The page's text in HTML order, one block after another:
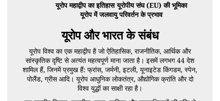
यूरोप महाद्वीप का इतिहास यूरोपीय संघ (EU) की भूमिका
यूरोप में जलवायु परिवर्तन के प्रभाव
यूरोप और भारत के संबंध
यूरोप विश्व का एक महाद्वीप है जो ऐतिहासिक, राजनीतिक, आर्थिक और
सांस्कृतिक दृष्टि से अत्यंत महत्वपूर्ण माना जाता है। इसमें लगभग 44 देश
शामिल हैं, जिनमें प्रमुख हैं: फ्रांस, जर्मनी, इटली, यूनाइटेड किंगडम, स्पेन,
पोलैंड, ग्रीस आदि। यूरोप आधुनिक लोकतंत्र, औद्योगिक क्रांति और दो
विश्व युद्धों का साक्षी रहा है।